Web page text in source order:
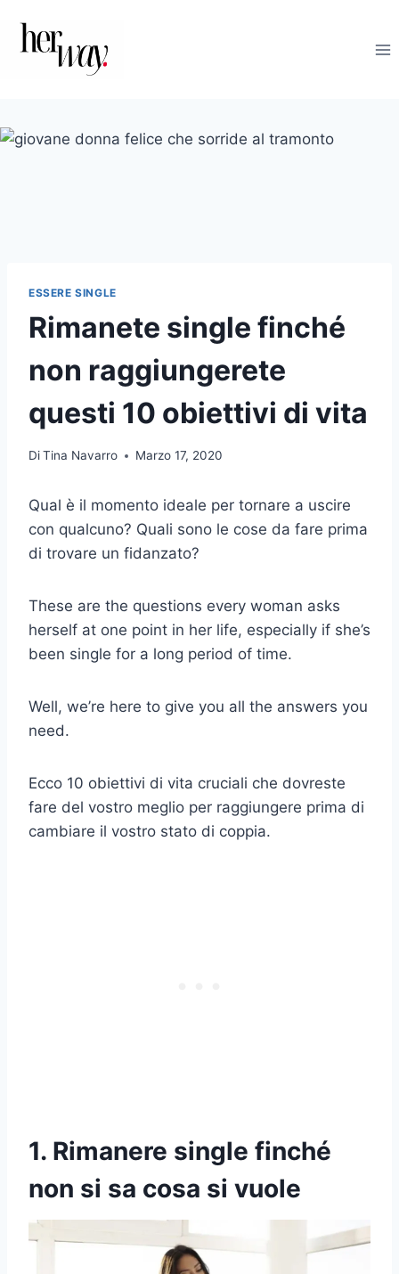
contenuto
ESSERE SINGLE
Rimanete single finché
non raggiungerete
questi 10 obiettivi di vita
DiTina Navarro Marzo 17, 2020
Qual è il momento ideale per tornare a uscire
con qualcuno? Quali sono le cose da fare prima
di trovare un fidanzato?
These are the questions every woman asks
herself at one point in her life, especially if she’s
been single for a long period of time.
Well, we’re here to give you all the answers you
need.
Ecco 10 obiettivi di vita cruciali che dovreste
fare del vostro meglio per raggiungere prima di
cambiare il vostro stato di coppia.
1. Rimanere single finché
non si sa cosa si vuole